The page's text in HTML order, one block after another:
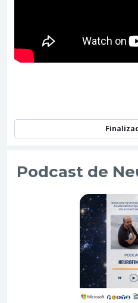
Podcast de